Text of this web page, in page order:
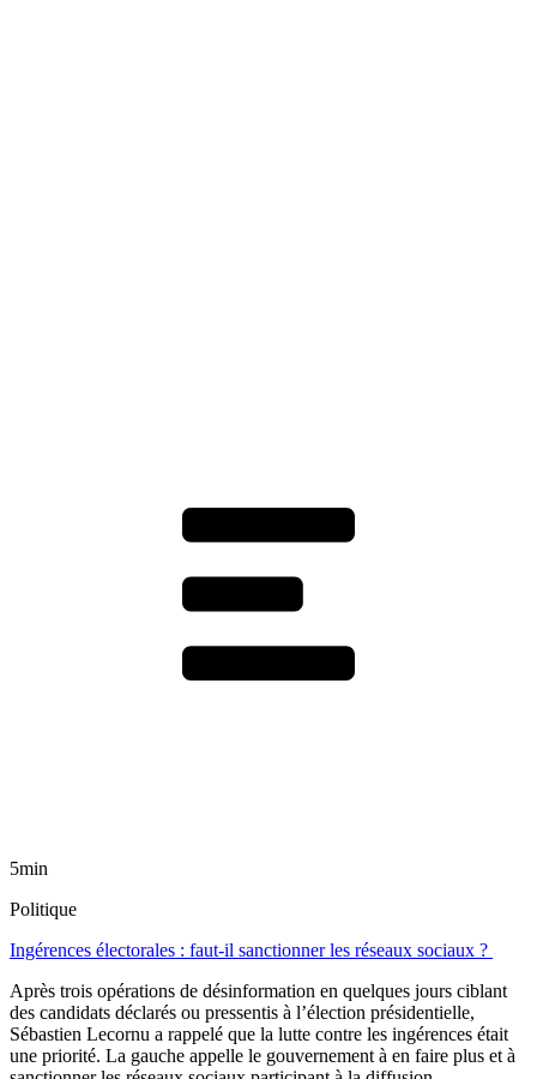
5min
Politique
Ingérences électorales : faut-il sanctionner les réseaux sociaux ?
Après trois opérations de désinformation en quelques jours ciblant
des candidats déclarés ou pressentis à l’élection présidentielle,
Sébastien Lecornu a rappelé que la lutte contre les ingérences était
une priorité. La gauche appelle le gouvernement à en faire plus et à